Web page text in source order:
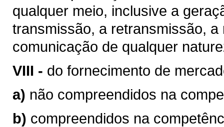
qualquer meio, inclusive a
transmissão, a retransmissão,
comunicação de qualquer
VIII - do fornecimento de
a) não compreendidos na
b) compreendidos na